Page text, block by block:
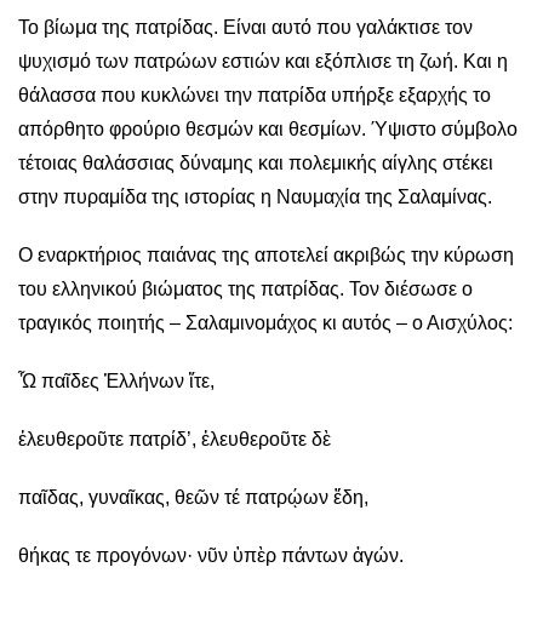
Το βίωμα της πατρίδας. Είναι αυτό που γαλάκτισε τον
ψυχισμό των πατρώων εστιών και εξόπλισε τη ζωή. Και η
θάλασσα που κυκλώνει την πατρίδα υπήρξε εξαρχής το
απόρθητο φρούριο θεσμών και θεσμίων. Ύψιστο σύμβολο
τέτοιας θαλάσσιας δύναμης και πολεμικής αίγλης στέκει
στην πυραμίδα της ιστορίας η Ναυμαχία της Σαλαμίνας.
Ο εναρκτήριος παιάνας της αποτελεί ακριβώς την κύρωση
του ελληνικού βιώματος της πατρίδας. Τον διέσωσε ο
τραγικός ποιητής – Σαλαμινομάχος κι αυτός – ο Αισχύλος:
Ὦ παῖδες Ἑλλήνων ἴτε,
ἐλευθεροῦτε πατρίδ’, ἐλευθεροῦτε δὲ
παῖδας, γυναῖκας, θεῶν τέ πατρῴων ἕδη,
θήκας τε προγόνων· νῦν ὑπὲρ πάντων ἀγών.